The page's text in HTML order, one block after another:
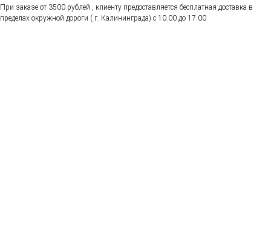
При заказе от 3500 рублей , клиенту предоставляется бесплатная доставка в
пределах окружной дороги ( г. Калининграда) с 10.00 до 17.00